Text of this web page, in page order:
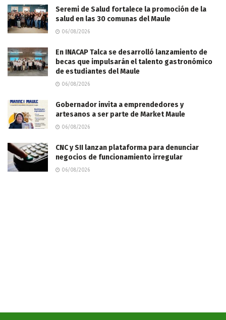
Seremi de Salud fortalece la promoción de la
salud en las 30 comunas del Maule
06/08/2026
En INACAP Talca se desarrolló lanzamiento de
becas que impulsarán el talento gastronómico
de estudiantes del Maule
06/08/2026
Gobernador invita a emprendedores y
artesanos a ser parte de Market Maule
06/08/2026
CNC y SII lanzan plataforma para denunciar
negocios de funcionamiento irregular
06/08/2026